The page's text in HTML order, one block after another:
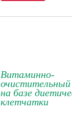
Витаминно-
очистительный
на базе
клетчатки